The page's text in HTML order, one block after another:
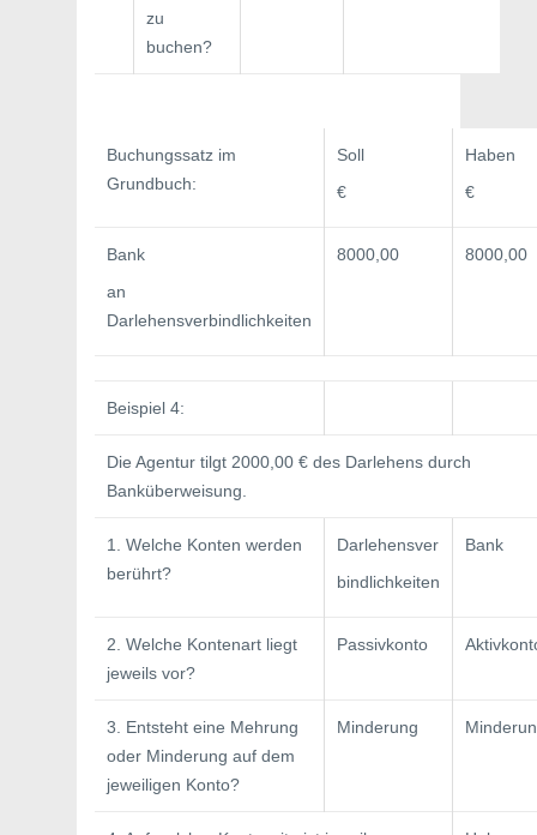
zu
buchen?
Buchungssatz im
Grundbuch:
Soll
€
Haben
€
Bank
an
Darlehensverbindlichkeiten
8000,00 8000,00
Beispiel 4:
Die Agentur tilgt 2000,00 € des Darlehens durch
Banküberweisung.
1. Welche Konten werden
berührt?
Darlehensver­
bindlichkeiten
Bank
2. Welche Kontenart liegt
jeweils vor?
Passivkonto
3. Entsteht eine Mehrung
oder Minderung auf dem
jeweiligen Konto?
Minderung